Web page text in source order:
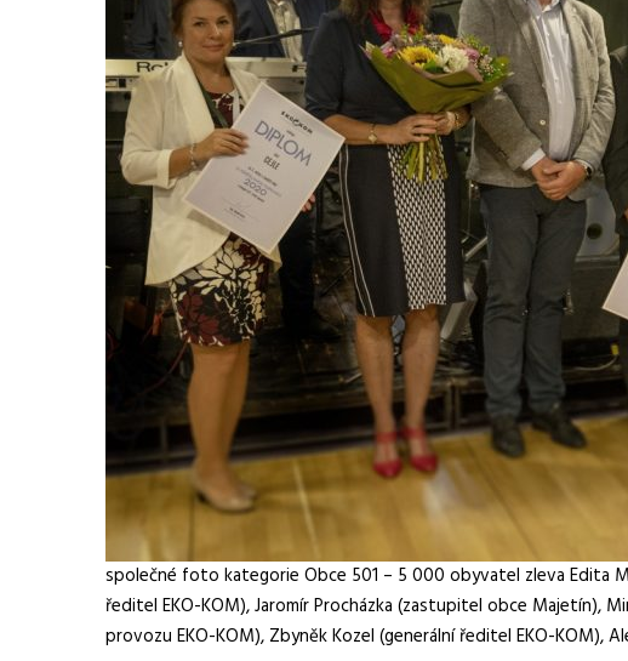
společné foto kategorie Obce 501 – 5 000 obyvatel zleva Edita
ředitel EKO-KOM), Jaromír Procházka (zastupitel obce Majetín),
provozu EKO-KOM), Zbyněk Kozel (generální ředitel EKO-KOM),